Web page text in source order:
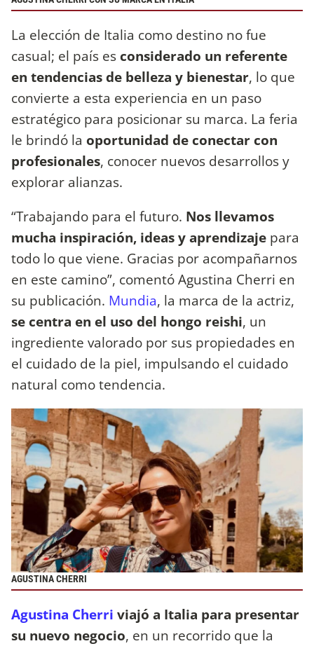
La elección de Italia como destino no fue
casual; el país es considerado un referente
en tendencias de belleza y bienestar, lo que
convierte a esta experiencia en un paso
estratégico para posicionar su marca. La feria
le brindó la oportunidad de conectar con
profesionales, conocer nuevos desarrollos y
explorar alianzas.
“Trabajando para el futuro. Nos llevamos
mucha inspiración, ideas y aprendizaje para
todo lo que viene. Gracias por acompañarnos
en este camino”, comentó Agustina Cherri en
su publicación. Mundia, la marca de la actriz,
se centra en el uso del hongo reishi, un
ingrediente valorado por sus propiedades en
el cuidado de la piel, impulsando el cuidado
natural como tendencia.
AGUSTINA CHERRI
Agustina Cherri viajó a Italia para presentar
su nuevo negocio, en un recorrido que la